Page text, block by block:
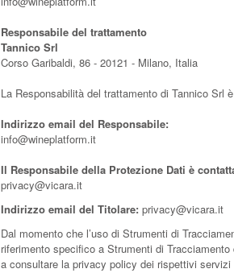
Responsabile del trattamento
Tannico Srl
Corso Garibaldi, 86 - 20121 - Milano, Italia
La Responsabilità del trattamento di Tannico
Indirizzo email del Responsabile:
info@wineplatform.it
Il Responsabile della Protezione Dati è
privacy@vicara.it
Indirizzo email del Titolare: privacy@vicara.it
Dal momento che l’uso di Strumenti di
riferimento specifico a Strumenti di
a consultare la privacy policy dei rispettivi